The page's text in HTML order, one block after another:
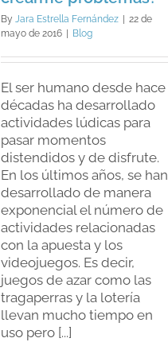
By Jara Estrella Fernández
22 de
mayo de 2016
Blog
El ser humano desde hace
décadas ha desarrollado
actividades lúdicas para
pasar momentos
distendidos y de disfrute.
En los últimos años, se han
desarrollado de manera
exponencial el número de
actividades relacionadas
con la apuesta y los
videojuegos. Es decir,
juegos de azar como las
tragaperras y la lotería
llevan mucho tiempo en
uso pero [...]